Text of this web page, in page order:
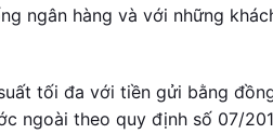
ngân hàng và với những
tối đa với tiền gửi bằng
ngoài theo quy định số 07/